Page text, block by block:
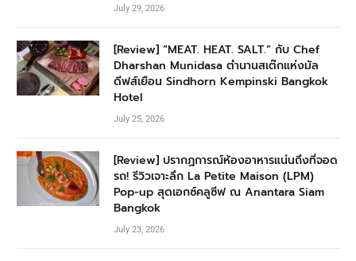
July 29, 2026
[Review] “MEAT. HEAT. SALT.” กับ Chef
Dharshan Munidasa ตำนานสเต๊กแห่งมัล
ดีฟส์เยือน Sindhorn Kempinski Bangkok
Hotel
July 25, 2026
[Review] ปรากฏการณ์ห้องอาหารแน่นถึงที่จอด
รถ! รีวิวเจาะลึก La Petite Maison (LPM)
Pop-up สุดเอกซ์คลูซีฟ ณ Anantara Siam
Bangkok
July 23, 2026